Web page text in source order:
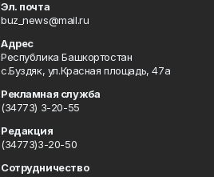
Эл. почта
buz_news@mail.ru
Адрес
Республика Башкортостан
с.Буздяк, ул.Красная площадь, 47а
Рекламная служба
(34773) 3-20-55
Редакция
(34773)3-20-50
Сотрудничество